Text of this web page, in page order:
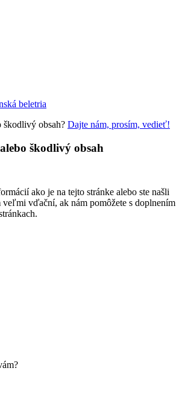
beletria
škodlivý obsah? Dajte nám, prosím, vedieť!
škodlivý obsah
ako je na tejto stránke alebo ste našli
veľmi vďační, ak nám pomôžete s doplnením